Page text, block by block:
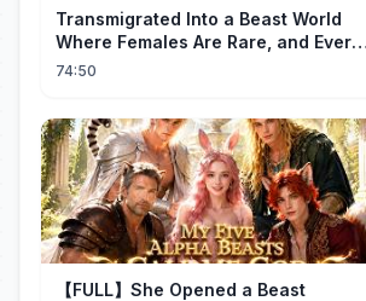
Transmigrated Into a Beast World
Where Females Are Rare, and Every
Alpha Wants Me! | Part 1 | Engdub
74:50
【FULL】She Opened a Beast